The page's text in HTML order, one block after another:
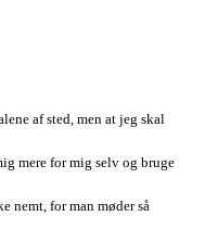
af sted, men at jeg skal
mere for mig selv og bruge
nemt, for man møder så